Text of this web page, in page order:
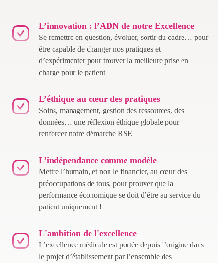
L’innovation : l’ADN de notre Excellence
Se remettre en question, évoluer, sortir du cadre… pour
être capable de changer nos pratiques et
d’expérimenter pour trouver la meilleure prise en
charge pour le patient
L’éthique au cœur des pratiques
Soins, management, gestion des ressources, des
données… une réflexion éthique globale pour
renforcer notre démarche RSE
L’indépendance comme modèle
Mettre l’humain, et non le financier, au cœur des
préoccupations de tous, pour prouver que la
performance économique se doit d’être au service du
patient uniquement !
L'ambition de l'excellence
L’excellence médicale est portée depuis l’origine dans
le projet d’établissement par l’ensemble des